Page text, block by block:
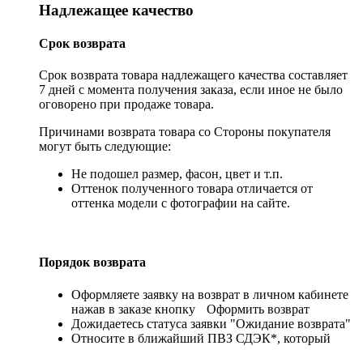
Надлежащее качество
Срок возврата
Срок возврата товара надлежащего качества составляет
7 дней с момента получения заказа, если иное не было
оговорено при продаже товара.
Причинами возврата товара со Стороны покупателя
могут быть следующие:
Не подошел размер, фасон, цвет и т.п.
Оттенок полученного товара отличается от
оттенка модели с фотографии на сайте.
Порядок возврата
Оформляете заявку на возврат в личном кабинете
нажав в заказе кнопку
Оформить возврат
Дожидаетесь статуса заявки "Ожидание возврата"
Относите в ближайший ПВЗ СДЭК*, который